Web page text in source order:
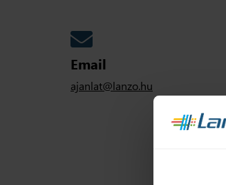
Email
ajanlat@lanzo.hu